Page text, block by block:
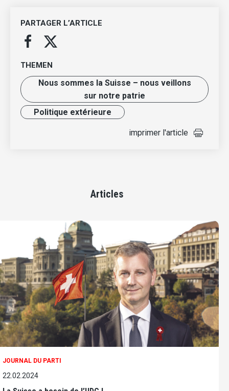
PARTAGER L’ARTICLE
THEMEN
Nous sommes la Suisse – nous veillons
sur notre patrie
Politique extérieure
imprimer l'article
Articles
JOURNAL DU PARTI
22.02.2024